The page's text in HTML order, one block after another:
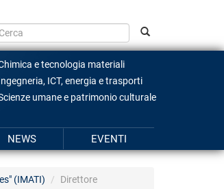
e tecnologia materiali
ICT, energia e trasporti
umane e patrimonio culturale
NEWS EVENTI
(IMATI) Direttore